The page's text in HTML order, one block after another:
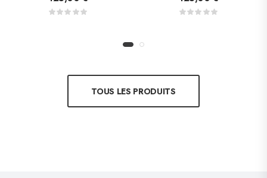
TOUS LES PRODUITS